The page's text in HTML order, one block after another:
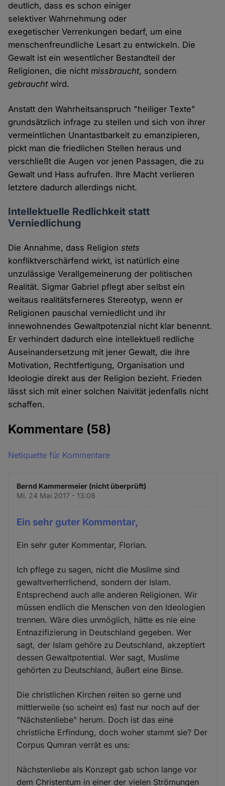
deutlich, dass es schon einiger
selektiver Wahrnehmung oder
exegetischer Verrenkungen bedarf, um eine
menschenfreundliche Lesart zu entwickeln. Die
Gewalt ist ein wesentlicher Bestandteil der
Religionen, die nichtmissbraucht, sondern
gebrauchtwird.
Anstatt den Wahrheitsanspruch "heiliger Texte"
grundsätzlich infrage zu stellen und sich von ihrer
vermeintlichen Unantastbarkeit zu emanzipieren,
pickt man die friedlichen Stellen heraus und
verschließt die Augen vor jenen Passagen, die zu
Gewalt und Hass aufrufen. Ihre Macht verlieren
letztere dadurch allerdings nicht.
Intellektuelle Redlichkeit statt
Verniedlichung
Die Annahme, dass Religionstets
konfliktverschärfend wirkt, ist natürlich eine
unzulässige Verallgemeinerung der politischen
Realität. Sigmar Gabriel pflegt aber selbst ein
weitaus realitätsferneres Stereotyp, wenn er
Religionen pauschal verniedlicht und ihr
innewohnendes Gewaltpotenzial nicht klar benennt.
Er verhindert dadurch eine intellektuell redliche
Auseinandersetzung mit jener Gewalt, die ihre
Motivation, Rechtfertigung, Organisation und
Ideologie direkt aus der Religion bezieht. Frieden
lässt sich mit einer solchen Naivität jedenfalls nicht
schaffen.
Kommentare (58)
Netiquette für Kommentare
Bernd Kammermeier (nicht überprüft)
Mi. 24 Mai 2017 - 13:08
Ein sehr guter Kommentar,
Ein sehr guter Kommentar, Florian.
Ich pflege zu sagen, nicht die Muslime sind
gewaltverherrlichend, sondern der Islam.
Entsprechend auch alle anderen Religionen. Wir
müssen endlich die Menschen von den Ideologien
trennen. Wäre dies unmöglich, hätte es nie eine
Entnazifizierung in Deutschland gegeben. Wer
sagt, der Islam gehöre zu Deutschland, akzeptiert
dessen Gewaltpotential. Wer sagt, Muslime
gehörten zu Deutschland, äußert eine Binse.
Die christlichen Kirchen reiten so gerne und
mittlerweile (so scheint es) fast nur noch auf der
"Nächstenliebe" herum. Doch ist das eine
christliche Erfindung, doch woher stammt sie? Der
Corpus Qumran verrät es uns:
Nächstenliebe als Konzept gab schon lange vor
dem Christentum in einer der vielen Strömungen